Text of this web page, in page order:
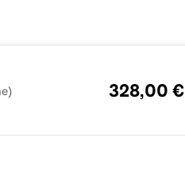
328,00 €